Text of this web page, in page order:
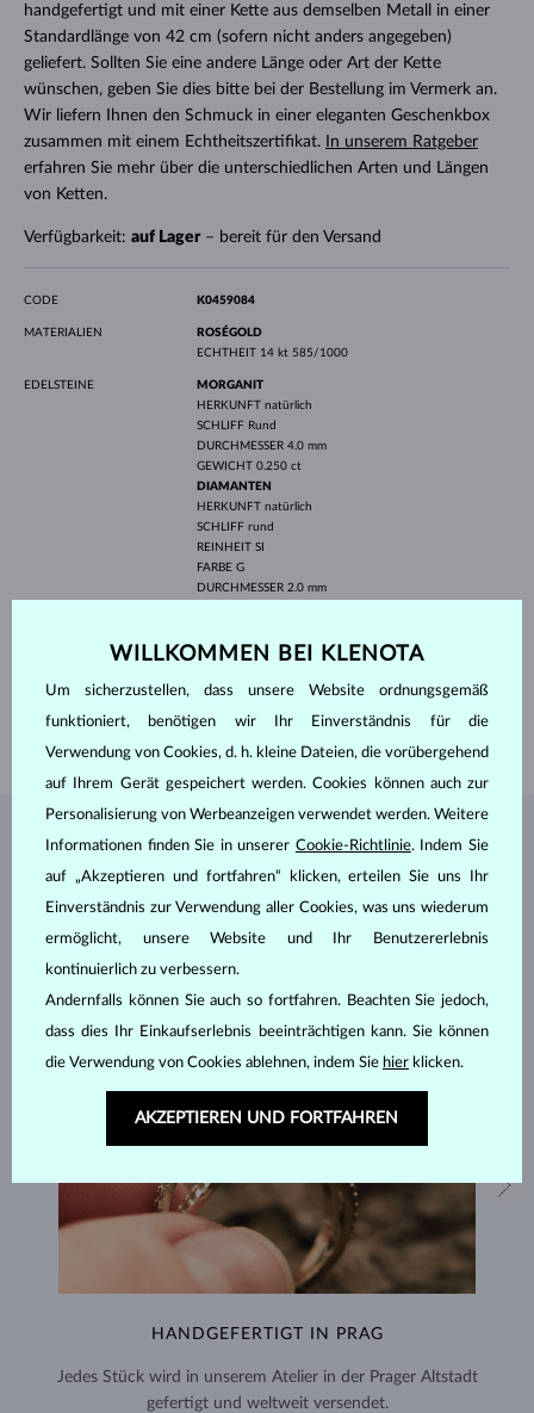
handgefertigt und mit einer Kette aus demselben Metall in einer
Standardlänge von 42 cm (sofern nicht anders angegeben)
geliefert. Sollten Sie eine andere Länge oder Art der Kette
wünschen, geben Sie dies bitte bei der Bestellung im Vermerk an.
Wir liefern Ihnen den Schmuck in einer eleganten Geschenkbox
zusammen mit einem Echtheitszertifikat.
In unserem Ratgeber
erfahren Sie mehr über die unterschiedlichen Arten und Längen
von Ketten.
Verfügbarkeit: auf Lager– bereit für den Versand
CODE K0459084
MATERIALIEN
ROSÉGOLD
ECHTHEIT 14 kt 585/1000
EDELSTEINE
MORGANIT
HERKUNFT natürlich
SCHLIFF Rund
DURCHMESSER 4.0 mm
GEWICHT 0.250 ct
DIAMANTEN
HERKUNFT natürlich
SCHLIFF rund
REINHEIT SI
FARBE G
DURCHMESSER 2.0 mm
SCHMUCK AUS DEMKLENOTA ATELIER
HANDGEFERTIGT IN PRAG
Jedes Stück wird in unserem Atelier in der Prager Altstadt
gefertigt und weltweit versendet.
WILLKOMMEN BEI KLENOTA
Um sicherzustellen, dass unsere Website ordnungsgemäß
funktioniert, benötigen wir Ihr Einverständnis für die
Verwendung von Cookies, d. h. kleine Dateien, die vorübergehend
auf Ihrem Gerät gespeichert werden. Cookies können auch zur
Personalisierung von Werbeanzeigen verwendet werden. Weitere
Informationen finden Sie in unserer Cookie-Richtlinie. Indem Sie
auf „Akzeptieren und fortfahren“ klicken, erteilen Sie uns Ihr
Einverständnis zur Verwendung aller Cookies, was uns wiederum
ermöglicht, unsere Website und Ihr Benutzererlebnis
kontinuierlich zu verbessern.
Andernfalls können Sie auch so fortfahren. Beachten Sie jedoch,
dass dies Ihr Einkaufserlebnis beeinträchtigen kann. Sie können
die Verwendung von Cookies ablehnen, indem Sie hier klicken.
AKZEPTIEREN UND FORTFAHREN